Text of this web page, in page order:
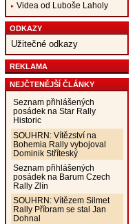
Videa od Luboše Laholy
ODKAZY
Užitečné odkazy
REKLAMA
NEJČTENĚJŠÍ ČLÁNKY
Seznam přihlášených
posádek na Star Rally
Historic
SOUHRN: Vítězství na
Bohemia Rally vybojoval
Dominik Stříteský
Seznam přihlášených
posádek na Barum Czech
Rally Zlín
SOUHRN: Vítězem Silmet
Rally Příbram se stal Jan
Dohnal